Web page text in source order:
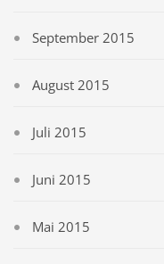
September 2015
August 2015
Juli 2015
Juni 2015
Mai 2015